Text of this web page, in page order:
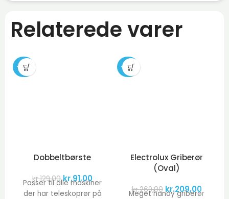
Relaterede varer
-29%
Dobbeltbørste
kr.129,00 kr.91,00
Passer til alle maskiner
der har teleskoprør på
-22%
Electrolux Griberør
(Oval)
kr.269,00 kr.209,00
Meget handy griberør